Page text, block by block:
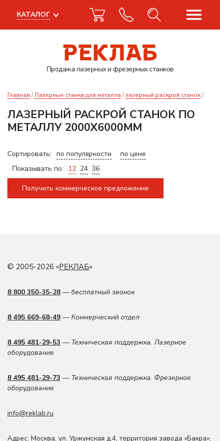
Продажа лазерныхи фрезерных станков
КАТАЛОГ
Главная Лазерные станки для металла лазерный раскрой станок
ЛАЗЕРНЫЙ РАСКРОЙ СТАНОК ПО
МЕТАЛЛУ 2000Х6000ММ
Сортировать: по популярности
по цене
Показывать по:
12 24 36
Получить коммерческое предложение
© 2005-2026 «РЕКЛАБ»
8 800 350-35-28 — бесплатный звонок
8 495 669-68-49 — Коммерческий отдел
8 495 481-29-53 — Техническая поддержка. Лазерное
оборудование
8 495 481-29-73 — Техническая поддержка. Фрезерное
оборудование
info@reklab.ru
Адрес: Москва, ул. Уржумская д.4, территория завода «Бакра»,